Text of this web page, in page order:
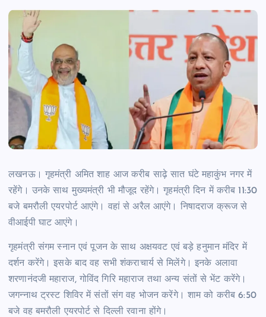
लखनऊ। गृहमंत्री अमित शाह आज करीब साढ़े सात घंटे महाकुंभ नगर में
रहेंगे। उनके साथ मुख्यमंत्री भी मौजूद रहेंगे। गृहमंत्री दिन में करीब 11:30
बजे बमरौली एयरपोर्ट आएंगे। वहां से अरैल आएंगे। निषादराज क्रूज से
वीआईपी घाट आएंगे।
गृहमंत्री संगम स्नान एवं पूजन के साथ अक्षयवट एवं बड़े हनुमान मंदिर में
दर्शन करेंगे। इसके बाद वह सभी शंकराचार्य से मिलेंगे। इनके अलावा
शरणानंदजी महाराज, गोविंद गिरि महाराज तथा अन्य संतों से भेंट करेंगे।
जगन्नाथ ट्रस्ट शिविर में संतों संग वह भोजन करेंगे। शाम को करीब 6:50
बजे वह बमरौली एयरपोर्ट से दिल्ली रवाना होंगे।